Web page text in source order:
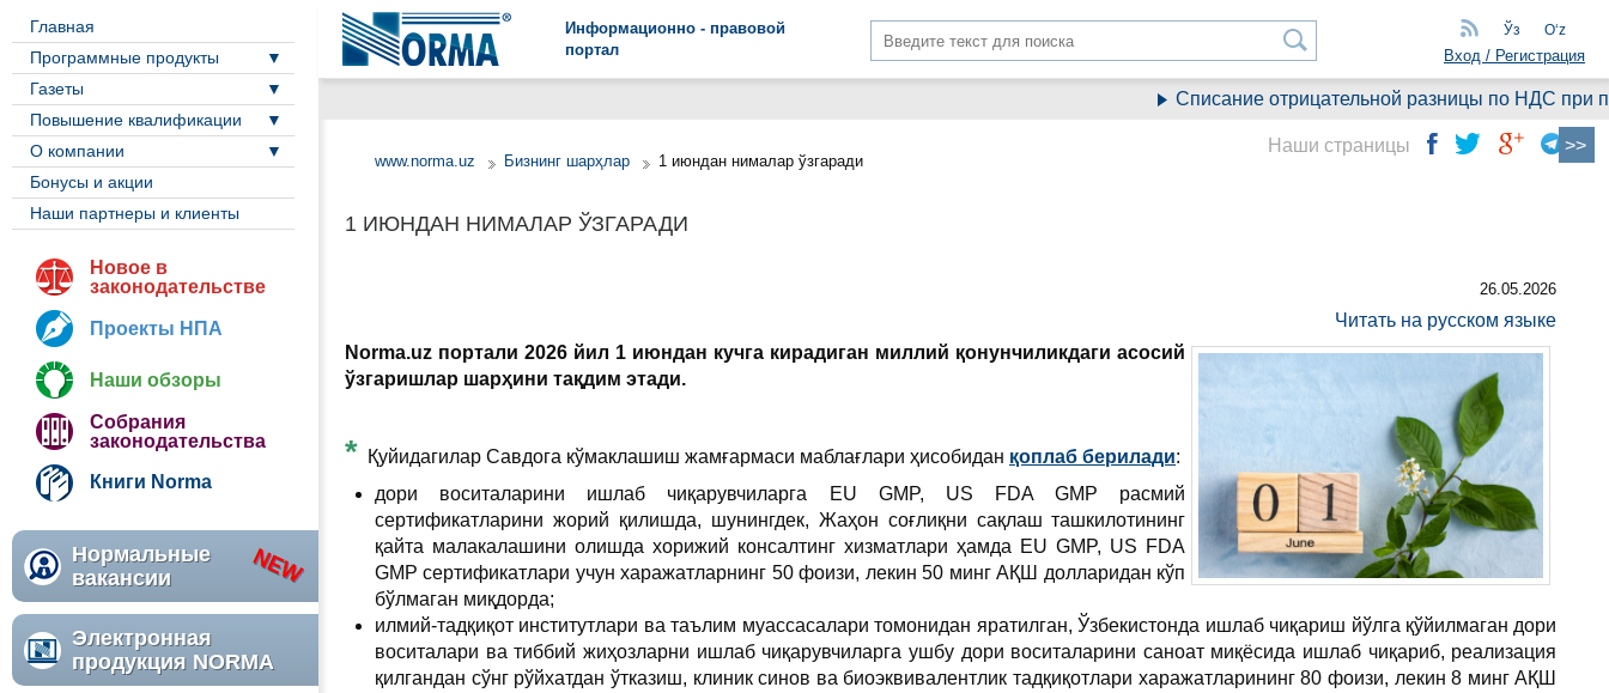
Информационно - правовой
портал
Ўз Oʻz
Вход / Регистрация
Главная
Программные продукты
Газеты
Повышение квалификации
О компании
Бонусы и акции
Наши партнеры и клиенты
Новое в
законодательстве
Проекты НПА
Наши обзоры
Собрания
законодательства
Книги Norma
Нормальные
вакансии
Электронная
продукция NORMA
Списание отрицательной разницы по НДС при
www.norma.uz Бизнинг шарҳлар 1 июндан нималар ўзгаради
1 ИЮНДАН НИМАЛАР ЎЗГАРАДИ
26.05.2026
Читать на русском языке
Norma.uz портали 2026 йил 1 июндан кучга кирадиган миллий қонунчиликдаги асосий
ўзгаришлар шарҳини тақдим этади.
* Қуйидагилар Савдога кўмаклашиш жамғармаси маблағлари ҳисобидан қоплаб берилади:
дори воситаларини ишлаб чиқарувчиларга EU GMP, US FDA GMP расмий
сертификатларини жорий қилишда, шунингдек, Жаҳон соғлиқни сақлаш ташкилотининг
қайта малакалашини олишда хорижий консалтинг хизматлари ҳамда EU GMP, US FDA
GMP сертификатлари учун харажатларнинг 50 фоизи, лекин 50 минг АҚШ долларидан кўп
бўлмаган миқдорда;
илмий-тадқиқот институтлари ва таълим муассасалари томонидан яратилган, Ўзбекистонда ишлаб чиқариш йўлга қўйилмаган дори
воситалари ва тиббий жиҳозларни ишлаб чиқарувчиларга ушбу дори воситаларини саноат миқёсида ишлаб чиқариб, реализация
қилгандан сўнг рўйхатдан ўтказиш, клиник синов ва биоэквивалентлик тадқиқотлари харажатларининг 80 фоизи, лекин 8 минг АҚШ
Наши страницы